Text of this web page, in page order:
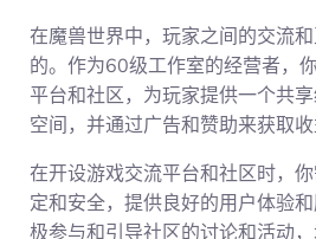
在魔兽世界中，玩家之间的交流
的。作为60级工作室的经营者，
平台和社区，为玩家提供一个共
空间，并通过广告和赞助来获取收
在开设游戏交流平台和社区时，
定和安全，提供良好的用户体验
极参与和引导社区的讨论和活动